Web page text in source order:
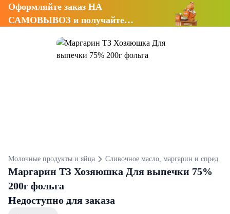
Оформляйте заказ НА
САМОВЫВОЗ и получайте
Молочные продукты и яйца Сливочное масло, маргарин и спред
Маргарин ТЗ Хозяюшка Для выпечки 75%
200г фольга
Недоступно для заказа